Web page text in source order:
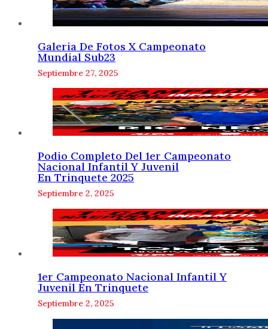
Galeria De Fotos X Campeonato
Mundial Sub23
Septiembre 27, 2025
Podio Completo Del 1er Campeonato
Nacional Infantil Y Juvenil
En Trinquete 2025
Septiembre 2, 2025
1er Campeonato Nacional Infantil Y
Juvenil En Trinquete
Septiembre 2, 2025